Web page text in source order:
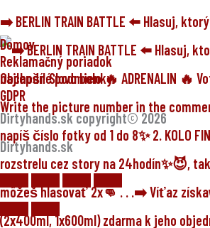
➡️ BERLIN TRAIN BATTLE ⬅️ Hlasuj, ktorý
Domov
Reklamačný poriadok
Obchodné podmienky
GDPR
Dirtyhands.sk copyright© 2026
Dirtyhands.sk